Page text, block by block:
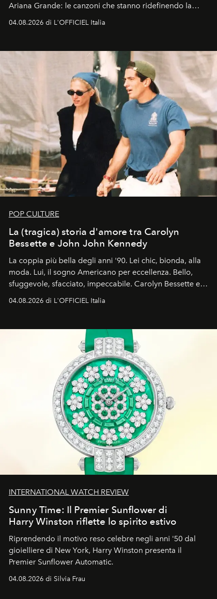
Ariana Grande: le canzoni che stanno ridefinendo la
04.08.2026 di L'OFFICIEL Italia
POP CULTURE
La (tragica) storia d'amore tra Carolyn
Bessette e John John Kennedy
La coppia più bella degli anni '90. Lei chic, bionda, alla
moda. Lui, il sogno Americano per eccellenza. Bello,
sfuggevole, sfacciato, impeccabile. Carolyn Bessette e
04.08.2026 di L'OFFICIEL Italia
INTERNATIONAL WATCH REVIEW
Sunny Time: Il Premier Sunflower di
Harry Winston riflette lo spirito estivo
Riprendendo il motivo reso celebre negli anni '50 dal
gioielliere di New York, Harry Winston presenta il
Premier Sunflower Automatic.
04.08.2026 di Silvia Frau